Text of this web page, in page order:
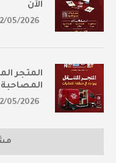
الآن
05/2026
المتجر
المصاحبة
05/2026